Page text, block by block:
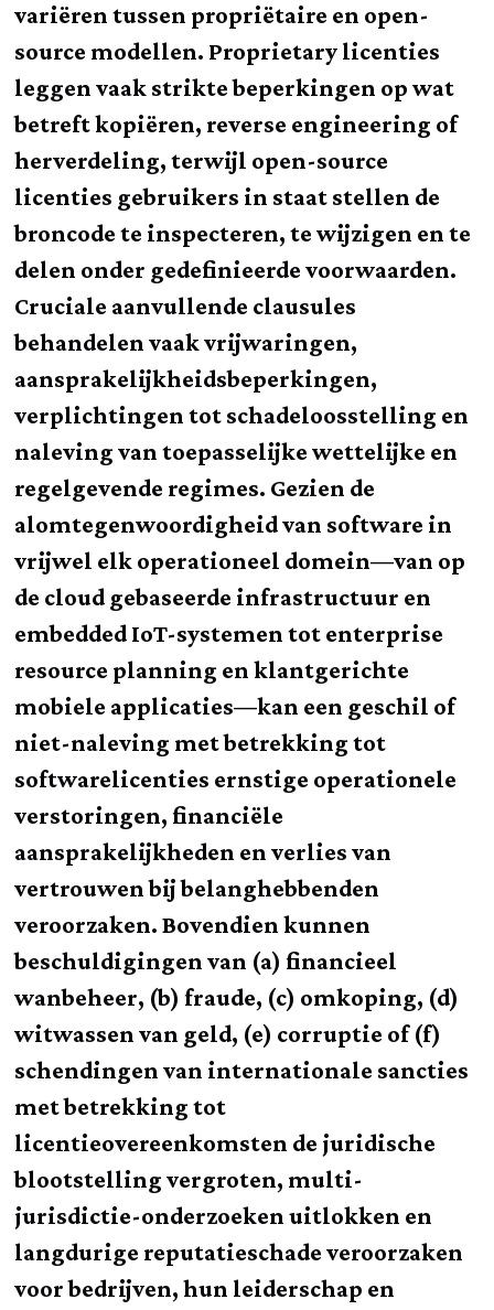
variëren tussen propriëtaire en open-
source modellen. Proprietary licenties
leggen vaak strikte beperkingen op wat
betreft kopiëren, reverse engineering of
herverdeling, terwijl open-source
licenties gebruikers in staat stellen de
broncode te inspecteren, te wijzigen en te
delen onder gedefinieerde voorwaarden.
Cruciale aanvullende clausules
behandelen vaak vrijwaringen,
aansprakelijkheidsbeperkingen,
verplichtingen tot schadeloosstelling en
naleving van toepasselijke wettelijke en
regelgevende regimes. Gezien de
alomtegenwoordigheid van software in
vrijwel elk operationeel domein—van op
de cloud gebaseerde infrastructuur en
embedded IoT-systemen tot enterprise
resource planning en klantgerichte
mobiele applicaties—kan een geschil of
niet-naleving met betrekking tot
softwarelicenties ernstige operationele
verstoringen, financiële
aansprakelijkheden en verlies van
vertrouwen bij belanghebbenden
veroorzaken. Bovendien kunnen
beschuldigingen van (a) financieel
wanbeheer, (b) fraude, (c) omkoping, (d)
witwassen van geld, (e) corruptie of (f)
schendingen van internationale sancties
met betrekking tot
licentieovereenkomsten de juridische
blootstelling vergroten, multi-
jurisdictie-onderzoeken uitlokken en
langdurige reputatieschade veroorzaken
voor bedrijven, hun leiderschap en